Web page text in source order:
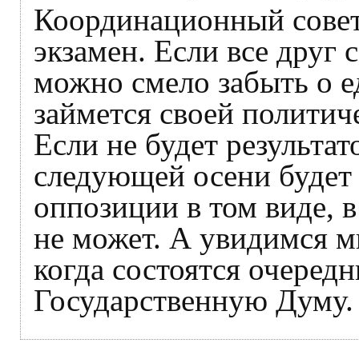
Координационный
экзамен. Если все друг
можно смело забыть о
займется своей
Если не будет
следующей осени
оппозиции в том виде,
не может. А увидимся
когда состоятся
Государственную Думу.